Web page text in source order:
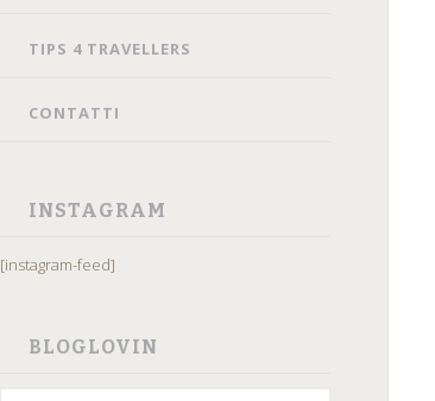
TIPS 4 TRAVELLERS
CONTATTI
INSTAGRAM
[instagram-feed]
BLOGLOVIN